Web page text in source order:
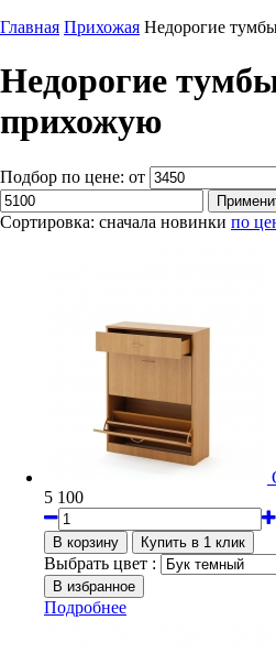
Главная Прихожая Недорогие
Недорогие
прихожую
Подбор по цене: от
Сортировка: сначала новинки по
5 100
Выбрать цвет :
Подробнее